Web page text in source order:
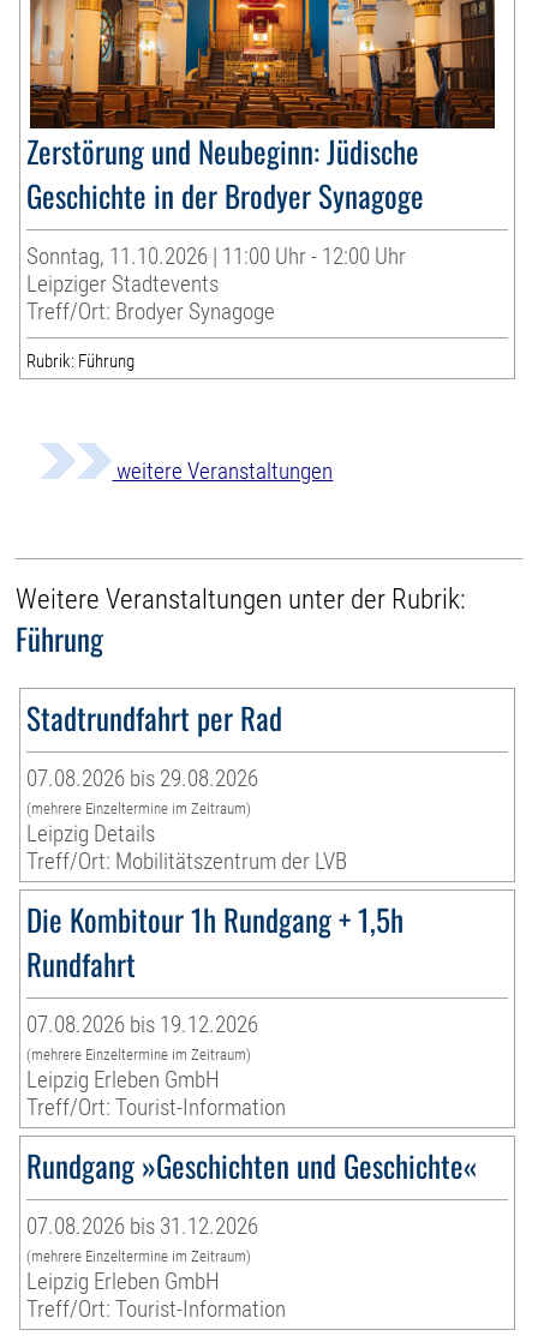
Zerstörung und Neubeginn: Jüdische
Geschichte in der Brodyer Synagoge
Sonntag, 11.10.2026 | 11:00 Uhr - 12:00 Uhr
Leipziger Stadtevents
Treff/Ort: Brodyer Synagoge
Rubrik: Führung
weitere Veranstaltungen
Weitere Veranstaltungen unter der Rubrik:
Führung
Stadtrundfahrt per Rad
07.08.2026 bis 29.08.2026
(mehrere Einzeltermine im Zeitraum)
Leipzig Details
Treff/Ort: Mobilitätszentrum der LVB
Die Kombitour 1h Rundgang + 1,5h
Rundfahrt
07.08.2026 bis 19.12.2026
(mehrere Einzeltermine im Zeitraum)
Leipzig Erleben GmbH
Treff/Ort: Tourist-Information
Rundgang »Geschichten und Geschichte«
07.08.2026 bis 31.12.2026
(mehrere Einzeltermine im Zeitraum)
Leipzig Erleben GmbH
Treff/Ort: Tourist-Information